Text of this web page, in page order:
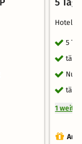
Hotel
5
1